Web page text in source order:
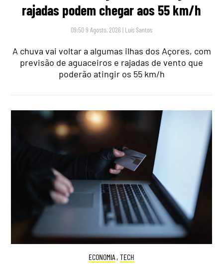
rajadas podem chegar aos 55 km/h
09:50 9 Agosto, 2026 | Luís Santos
A chuva vai voltar a algumas ilhas dos Açores, com
previsão de aguaceiros e rajadas de vento que
poderão atingir os 55 km/h
ECONOMIA , TECH